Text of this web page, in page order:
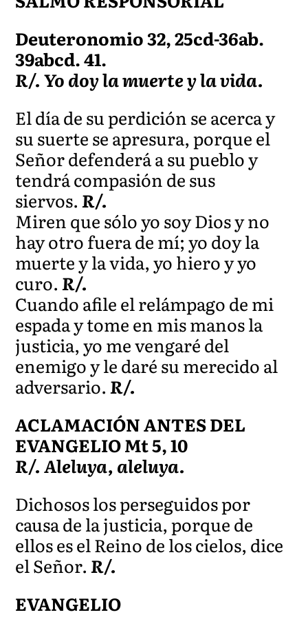
Deuteronomio 32, 25cd-36ab.
39abcd. 41.
R/. Yo doy la muerte y la vida.
El día de su perdición se acerca y
su suerte se apresura, porque el
Señor defenderá a su pueblo y
tendrá compasión de sus
siervos.R/.
Miren que sólo yo soy Dios y no
hay otro fuera de mí; yo doy la
muerte y la vida, yo hiero y yo
curo.R/.
Cuando afile el relámpago de mi
espada y tome en mis manos la
justicia, yo me vengaré del
enemigo y le daré su merecido al
adversario.R/.
ACLAMACIÓN ANTES DEL
EVANGELIO Mt 5, 10
R/. Aleluya, aleluya.
Dichosos los perseguidos por
causa de la justicia, porque de
ellos es el Reino de los cielos, dice
el Señor.R/.
EVANGELIO